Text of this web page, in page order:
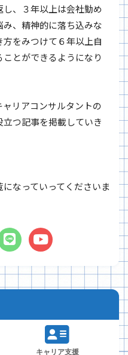
、３年以上は会社勤め
、精神的に落ち込みな
をみつけて６年以上自
とができるようになり
リアコンサルタントの
つ記事を掲載していき
なっていってくださいま
キャリア支援